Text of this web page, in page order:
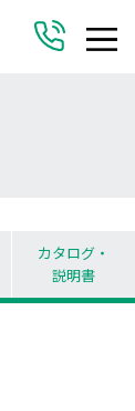
カタログ・
説明書